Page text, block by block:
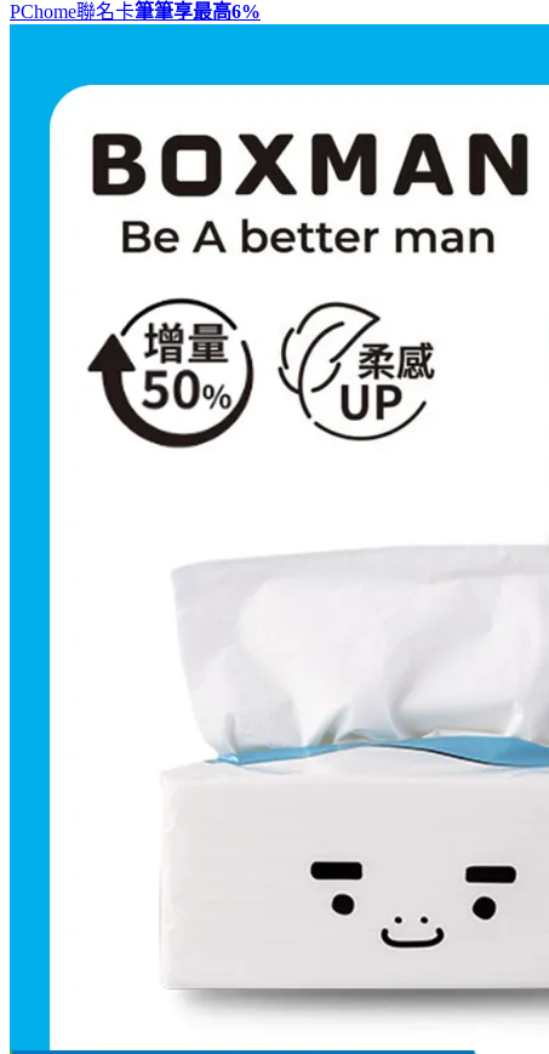
PChome聯名卡筆筆享最高6%